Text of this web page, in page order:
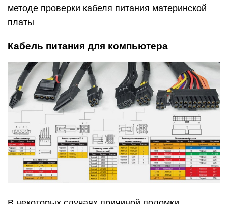
методе проверки кабеля питания материнской
платы
Кабель питания для компьютера